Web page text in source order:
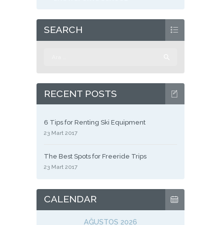
SEARCH
RECENT POSTS
6 Tips for Renting Ski Equipment
23 Mart 2017
The Best Spots for Freeride Trips
23 Mart 2017
CALENDAR
AĞUSTOS 2026